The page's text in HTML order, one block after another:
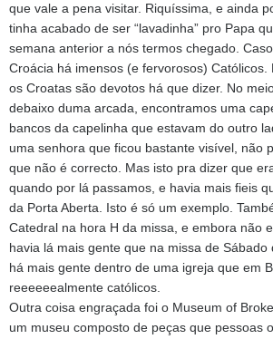
que vale a pena visitar. Riquíssima, e ainda
tinha acabado de ser “lavadinha” pro Papa
semana anterior a nós termos chegado.
Croácia há imensos (e fervorosos)
os Croatas são devotos há que dizer. No
debaixo duma arcada, encontramos uma
bancos da capelinha que estavam do outro
uma senhora que ficou bastante visível, não
que não é correcto. Mas isto pra dizer que
quando por lá passamos, e havia mais fieis
da Porta Aberta. Isto é só um exemplo.
Catedral na hora H da missa, e embora não
havia lá mais gente que na missa de Sábado
há mais gente dentro de uma igreja que em
reeeeeealmente católicos.
Outra coisa engraçada foi o Museum of
um museu composto de peças que pessoas